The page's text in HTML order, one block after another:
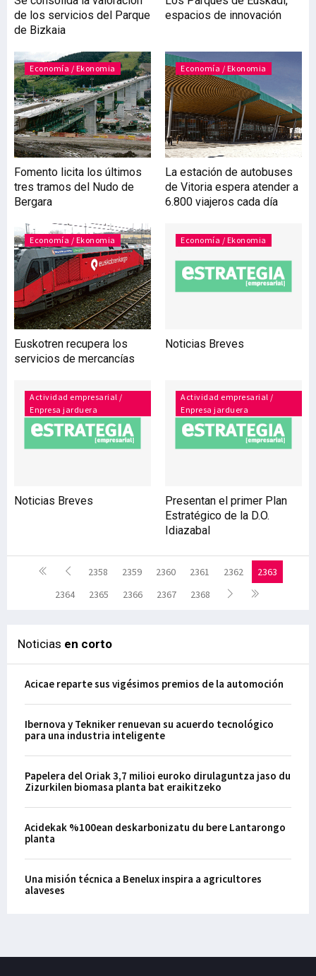
disponer de más servicios
sin moverse del recinto.
nuevo espacio estarán
disponibles un día a la
semana, en el que
recibirán, previa cita, a
quienes estén interesados
en consultas o servicios
concretos. Por el
momento este nuevo
servicio ofertado desde el
Parque Tecnológico de
Álava, cuenta con Leku
de los servicios del Parque
de Bizkaia
espacios de innovación
Economía / Ekonomia
Fomento licita los últimos
tres tramos del Nudo de
Bergara
Economía / Ekonomia
La estación de autobuses
de Vitoria espera atender a
6.800 viajeros cada día
Economía / Ekonomia
Euskotren recupera los
servicios de mercancías
Economía / Ekonomia
Noticias Breves
Actividad empresarial /
Enpresa jarduera
Noticias Breves
Actividad empresarial /
Enpresa jarduera
Presentan el primer Plan
Estratégico de la D.O.
Idiazabal
2358 2359 2360 2361 2362
2363
2364
2365 2366 2367 2368
Noticias en corto
Acicae reparte sus vigésimos premios de la automoción
Ibernova y Tekniker renuevan su acuerdo tecnológico
para una industria inteligente
Papelera del Oriak 3,7 milioi euroko dirulaguntza jaso du
Zizurkilen biomasa planta bat eraikitzeko
Acidekak %100ean deskarbonizatu du bere Lantarongo
planta
Una misión técnica a Benelux inspira a agricultores
alaveses